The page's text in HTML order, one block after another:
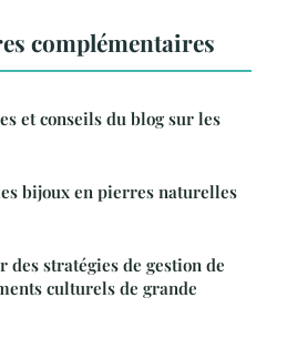
complémentaires
et conseils du blog sur les
bijoux en pierres naturelles
des stratégies de gestion de
culturels de grande